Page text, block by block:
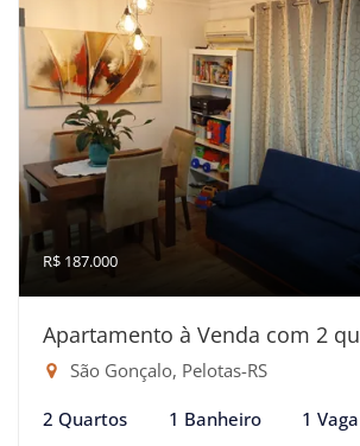
R$ 187.000
Apartamento à Venda com 2
São Gonçalo, Pelotas-RS
2 Quartos 1 Banheiro 1 Vaga